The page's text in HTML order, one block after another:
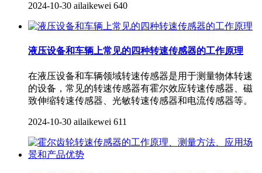
2024-10-30 ailaikewei 640
液压设备和车辆上常见的四种转速传感器的工作原理
在液压设备和车辆领域转速传感器是用于测量物体转速
的设备，常见的转速传感器有霍尔效应转速传感器、磁
致伸缩转速传感器、光敏转速传感器和电流传感器等。
2024-10-30 ailaikewei 611